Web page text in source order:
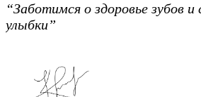
“Заботимся о здоровье зубов и
улыбки”